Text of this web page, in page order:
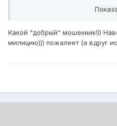
Какой "добрый" мошенник!))
милицию))) пожалеет (а вдруг